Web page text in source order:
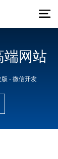
网站
- 微信开发